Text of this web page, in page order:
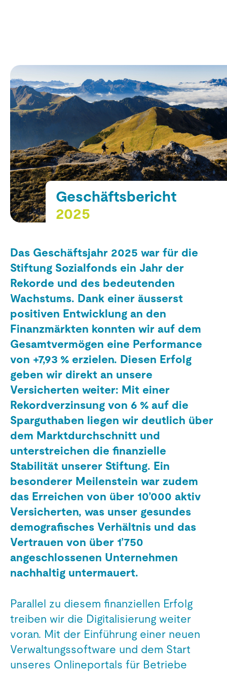
Geschäftsbericht
2025
Das Geschäftsjahr 2025 war für die
Stiftung Sozialfonds ein Jahr der
Rekorde und des bedeutenden
Wachstums. Dank einer äusserst
positiven Entwicklung an den
Finanzmärkten konnten wir auf dem
Gesamtvermögen eine Performance
von +7,93 % erzielen. Diesen Erfolg
geben wir direkt an unsere
Versicherten weiter: Mit einer
Rekordverzinsung von 6 % auf die
Sparguthaben liegen wir deutlich über
dem Marktdurchschnitt und
unterstreichen die finanzielle
Stabilität unserer Stiftung. Ein
besonderer Meilenstein war zudem
das Erreichen von über 10’000 aktiv
Versicherten, was unser gesundes
demografisches Verhältnis und das
Vertrauen von über 1’750
angeschlossenen Unternehmen
nachhaltig untermauert.
Parallel zu diesem finanziellen Erfolg
treiben wir die Digitalisierung weiter
voran. Mit der Einführung einer neuen
Verwaltungssoftware und dem Start
unseres Onlineportals für Betriebe